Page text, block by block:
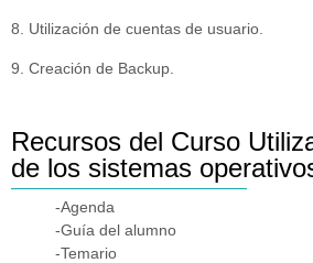
8. Utilización de cuentas de usuario.
9. Creación de Backup.
Recursos del Curso
de los sistemas
-Agenda
-Guía del alumno
-Temario